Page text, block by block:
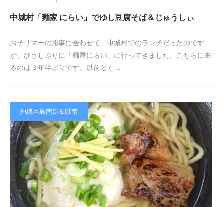
中城村「麺家 にらい」でゆし豆腐そば＆じゅうしぃ
お子サマーの用事に合わせて、中城村でのランチだったのです
が、ひさしぶりに「麺屋にらい」に行ってきました。こちらに来
るのは３年半ぶりです。以前とく…
沖縄本島南部＆以南